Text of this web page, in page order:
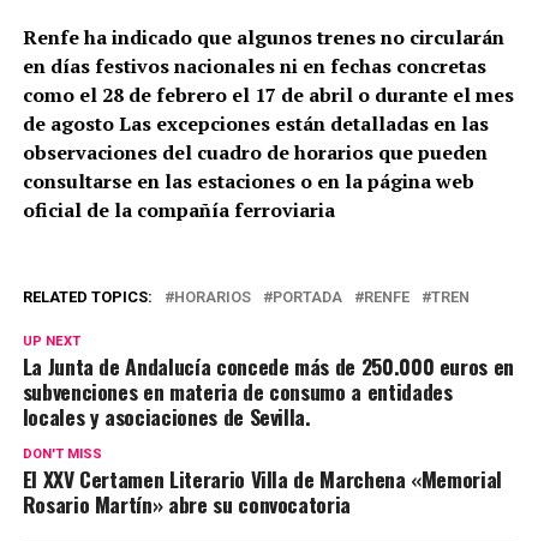
Renfe ha indicado que algunos trenes no circularán
en días festivos nacionales ni en fechas concretas
como el 28 de febrero el 17 de abril o durante el mes
de agosto Las excepciones están detalladas en las
observaciones del cuadro de horarios que pueden
consultarse en las estaciones o en la página web
oficial de la compañía ferroviaria
RELATED TOPICS: HORARIOS PORTADA RENFE TREN
UP NEXT
La Junta de Andalucía concede más de 250.000 euros en
subvenciones en materia de consumo a entidades
locales y asociaciones de Sevilla.
DON'T MISS
El XXV Certamen Literario Villa de Marchena «Memorial
Rosario Martín» abre su convocatoria